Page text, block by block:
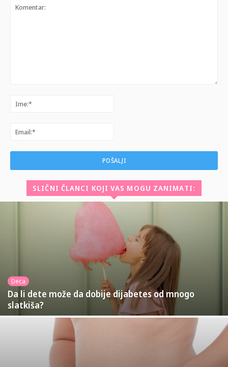
SLIČNI ČLANCI KOJI VAS MOGU ZANIMATI:
Deca
Da li dete može da dobije dijabetes od mnogo
slatkiša?